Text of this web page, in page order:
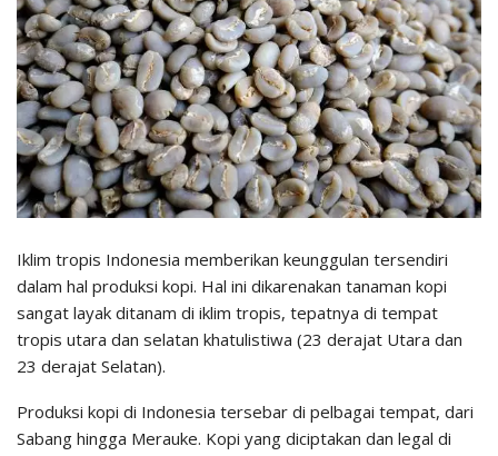
Iklim tropis Indonesia memberikan keunggulan tersendiri
dalam hal produksi kopi. Hal ini dikarenakan tanaman kopi
sangat layak ditanam di iklim tropis, tepatnya di tempat
tropis utara dan selatan khatulistiwa (23 derajat Utara dan
23 derajat Selatan).
Produksi kopi di Indonesia tersebar di pelbagai tempat, dari
Sabang hingga Merauke. Kopi yang diciptakan dan legal di